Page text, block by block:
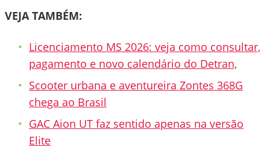
VEJA TAMBÉM:
Licenciamento MS 2026: veja como consultar,
pagamento e novo calendário do Detran,
Scooter urbana e aventureira Zontes 368G
chega ao Brasil
GAC Aion UT faz sentido apenas na versão
Elite